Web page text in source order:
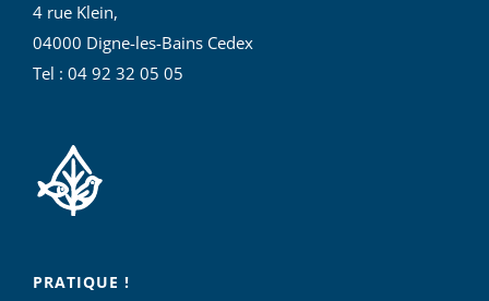
4 rue Klein,
04000 Digne-les-Bains Cedex
Tel : 04 92 32 05 05
PRATIQUE !